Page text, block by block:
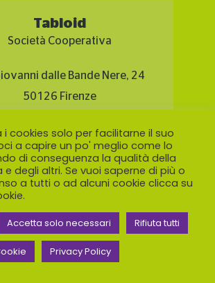
Tabloid
Società Cooperativa
dalle Bande Nere, 24
50126 Firenze
info@tabloidcoop.it
cookies solo per facilitarne il suo
a capire un po' meglio come lo
di conseguenza la qualità della
degli altri. Se vuoi saperne di più o
a tutti o ad alcuni cookie clicca su
Accetta solo necessari Rifiuta tutti
Privacy Policy